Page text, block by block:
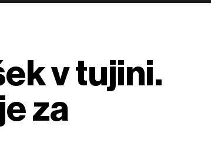
v tujini.
za